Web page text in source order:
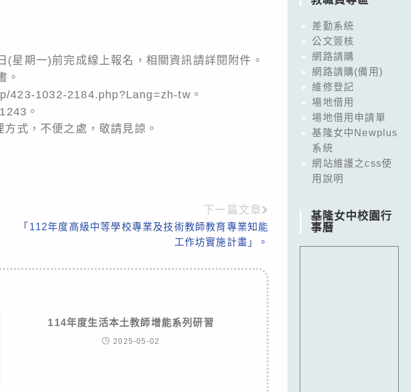
星期一)前完成線上報名，相關資訊請詳閱附件。
。
423-1032-2184.php?Lang=zh-tw。
。
式，不便之處，敬請見諒。
下一篇文章
「112年度高級中等學校專業及技術教師教育專業知能
工作坊實施計畫」。
114年度生活本土教師增能系列研習
2025-05-02
差勤系統
公文簽核
網路請購
網路請購(備用)
維修登記
場地借用
場地借用申請單
基隆女中Newplus
系統
網站維護之css使
用說明
基隆女中校園行
事曆